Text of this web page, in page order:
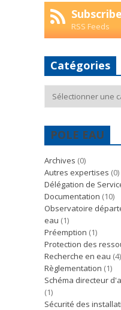
Subscribe
RSS Feeds
Catégories
POLE EAU
Archives (0)
Autres expertises (0)
Délégation de
Documentation (10)
Observatoire
eau (1)
Préemption (1)
Protection des
Recherche en eau (4)
Règlementation (1)
Schéma directeur
(1)
Sécurité des